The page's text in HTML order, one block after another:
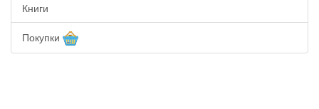
Книги
Покупки